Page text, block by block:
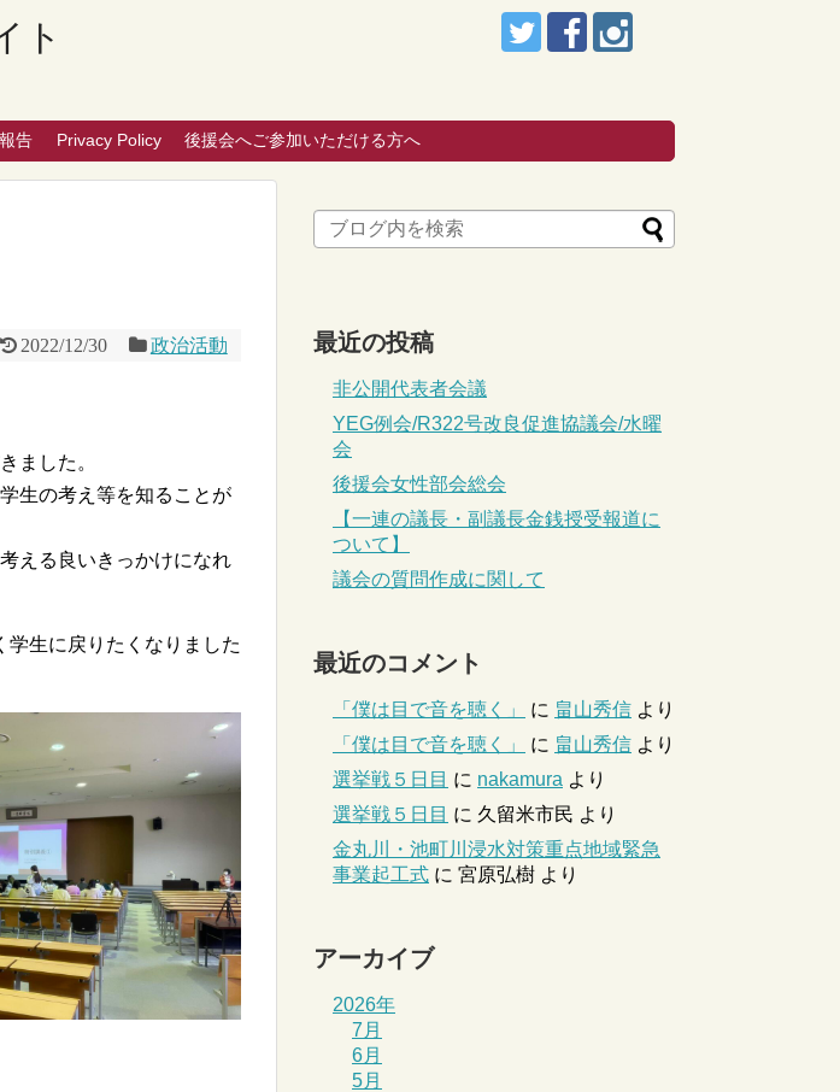
ト
告 Privacy Policy 後援会へご参加いただける方へ
2022/12/30 政治活動
ました。
生の考え等を知ることが
える良いきっかけになれ
生に戻りたくなりました
最近の投稿
非公開代表者会議
YEG例会/R322号改良促進協議会/水曜
会
後援会女性部会総会
【一連の議長・副議長金銭授受報道に
ついて】
議会の質問作成に関して
最近のコメント
「僕は目で音を聴く」 に 畠山秀信 より
「僕は目で音を聴く」
に 畠山秀信 より
選挙戦５日目 に nakamura より
選挙戦５日目 に 久留米市民 より
金丸川・池町川浸水対策重点地域緊急
事業起工式 に 宮原弘樹 より
アーカイブ
2026年
7月
6月
5月